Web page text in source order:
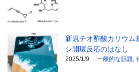
新規チオ酢酸カリウム
シ開環反応のはなし
2025/1/9 一般的な話題,